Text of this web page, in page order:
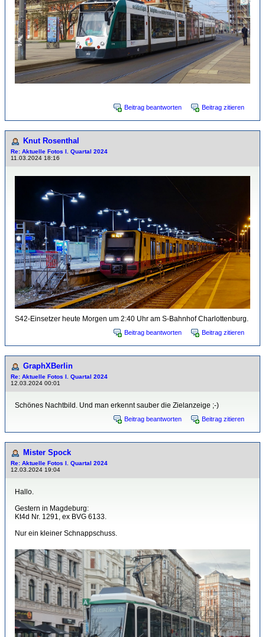
Beitrag beantworten Beitrag zitieren
Knut Rosenthal
Re: Aktuelle Fotos I. Quartal 2024
11.03.2024 18:16
S42-Einsetzer heute Morgen um 2:40 Uhr am S-Bahnhof Charlottenburg.
Beitrag beantworten Beitrag zitieren
GraphXBerlin
Re: Aktuelle Fotos I. Quartal 2024
12.03.2024 00:01
Schönes Nachtbild. Und man erkennt sauber die Zielanzeige ;-)
Beitrag beantworten Beitrag zitieren
Mister Spock
Re: Aktuelle Fotos I. Quartal 2024
12.03.2024 19:04
Hallo.
Gestern in Magdeburg:
Kt4d Nr. 1291, ex BVG 6133.
Nur ein kleiner Schnappschuss.